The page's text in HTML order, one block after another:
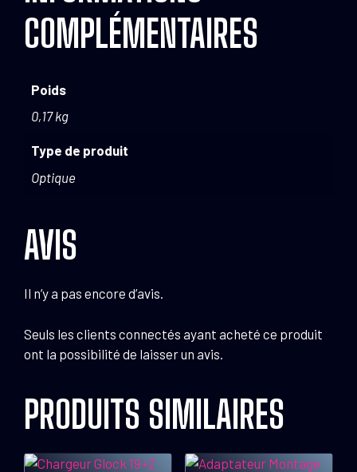
COMPLÉMENTAIRES
Poids
0,17 kg
Type de produit
Optique
AVIS
Il n’y a pas encore d’avis.
Seuls les clients connectés ayant acheté ce produit
ont la possibilité de laisser un avis.
PRODUITS SIMILAIRES